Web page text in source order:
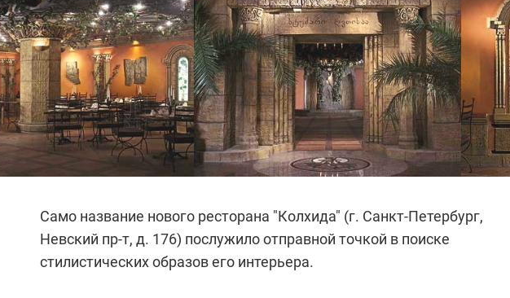
Само название нового ресторана "Колхида" (г. Санкт-Петербург,
Невский пр-т, д. 176) послужило отправной точкой в поиске
стилистических образов его интерьера.